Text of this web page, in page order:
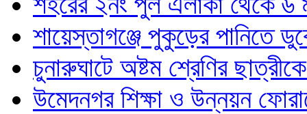
শায়েস্তাগঞ্জে পুকুড়ের পানিতে
চুনারুঘাটে অষ্টম শ্রেণির
উমেদনগর শিক্ষা ও উন্নয়ন